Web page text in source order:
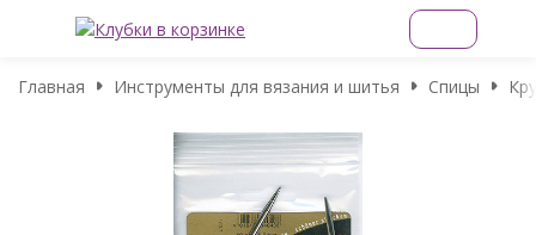
Главная Инструменты для вязания и шитья Спицы